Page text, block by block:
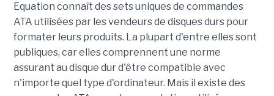
Equation connaît des sets uniques de commandes
ATA utilisées par les vendeurs de disques durs pour
formater leurs produits. La plupart d'entre elles sont
publiques, car elles comprennent une norme
assurant au disque dur d'être compatible avec
n'importe quel type d'ordinateur. Mais il existe des